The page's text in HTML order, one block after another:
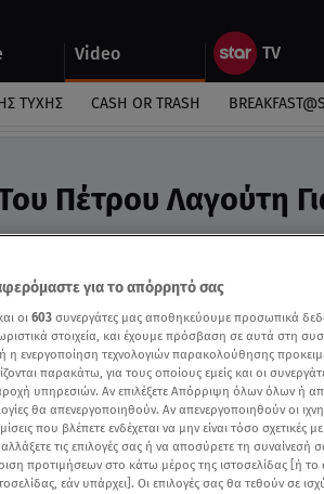
Video
ΤΎΧΗΣ CASH OR TRASH
Πέτρου Λαγούτη
των ηθοποιών. Ραγδαίες
για το απόρρητό σας
οι 603 συνεργάτες μας αποθηκεύουμε προσωπικά
στοιχεία, και έχουμε πρόσβαση σε αυτά στη
η ενεργοποίηση τεχνολογιών παρακολούθησης
παρακάτω, για τους οποίους εμείς και οι
υπηρεσιών. Αν επιλέξετε Απόρριψη όλων όλων ή
θα απενεργοποιηθούν. Αν απενεργοποιηθούν οι
που βλέπετε ενδέχεται να μην είναι τόσο
αλλάξετε τις επιλογές σας ή να αποσύρετε τη
προτιμήσεων στο κάτω μέρος της ιστοσελίδας [ή
εάν υπάρχει]. Οι επιλογές σας θα τεθούν σε